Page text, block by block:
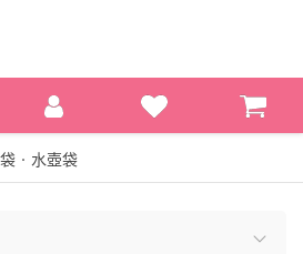
‧水壺袋